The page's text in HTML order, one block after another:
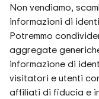
Non vendiamo,
informazioni di
Potremmo
aggregate
informazione di
visitatori e utenti
affiliati di fiducia e